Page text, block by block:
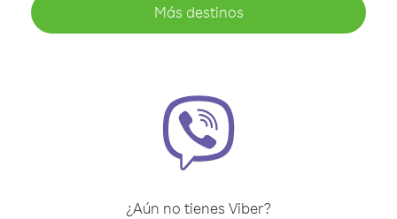
Más destinos
¿Aún no tienes Viber?